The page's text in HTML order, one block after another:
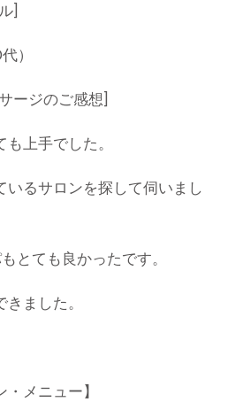
]
）
ージのご感想]
上手でした。
いるサロンを探して伺いまし
とても良かったです。
ました。
・メニュー】